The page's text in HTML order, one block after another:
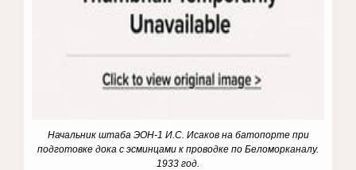
Начальник штаба ЭОН-1 И.С. Исаков на батопорте при
подготовке дока с эсминцами к проводке по Беломорканалу.
1933 год.